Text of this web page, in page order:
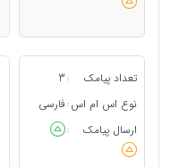
تعداد پیامک :
3
نوع اس ام اس : فارسی
ارسال پیامک
: